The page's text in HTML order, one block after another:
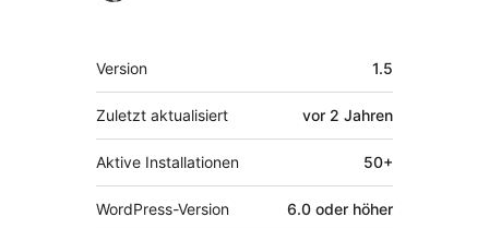
Meta
Version 1.5
Zuletzt aktualisiert vor 2 Jahren
Aktive Installationen 50+
WordPress-Version 6.0 oder höher